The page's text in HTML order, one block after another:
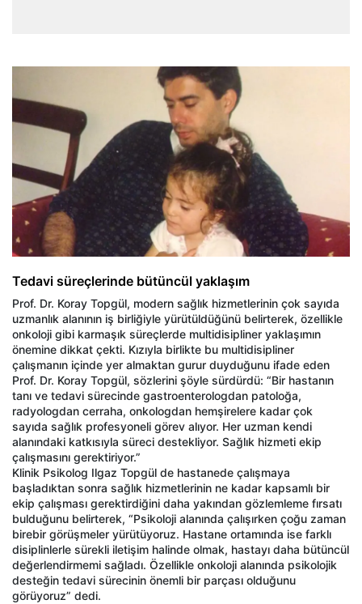
Tedavi süreçlerinde bütüncül yaklaşım
Prof. Dr. Koray Topgül, modern sağlık hizmetlerinin çok sayıda
uzmanlık alanının iş birliğiyle yürütüldüğünü belirterek, özellikle
onkoloji gibi karmaşık süreçlerde multidisipliner yaklaşımın
önemine dikkat çekti. Kızıyla birlikte bu multidisipliner
çalışmanın içinde yer almaktan gurur duyduğunu ifade eden
Prof. Dr. Koray Topgül, sözlerini şöyle sürdürdü: “Bir hastanın
tanı ve tedavi sürecinde gastroenterologdan patoloğa,
radyologdan cerraha, onkologdan hemşirelere kadar çok
sayıda sağlık profesyoneli görev alıyor. Her uzman kendi
alanındaki katkısıyla süreci destekliyor. Sağlık hizmeti ekip
çalışmasını gerektiriyor.”
Klinik Psikolog Ilgaz Topgül de hastanede çalışmaya
başladıktan sonra sağlık hizmetlerinin ne kadar kapsamlı bir
ekip çalışması gerektirdiğini daha yakından gözlemleme fırsatı
bulduğunu belirterek, “Psikoloji alanında çalışırken çoğu zaman
birebir görüşmeler yürütüyoruz. Hastane ortamında ise farklı
disiplinlerle sürekli iletişim halinde olmak, hastayı daha bütüncül
değerlendirmemi sağladı. Özellikle onkoloji alanında psikolojik
desteğin tedavi sürecinin önemli bir parçası olduğunu
görüyoruz” dedi.